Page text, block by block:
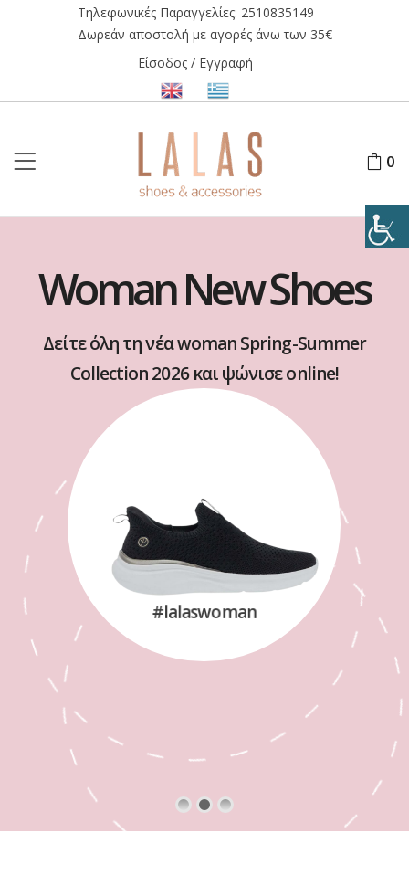
Τηλεφωνικές Παραγγελίες: 2510835149
Δωρεάν αποστολή με αγορές άνω των 35€
Είσοδος / Εγγραφή
0
Woman New Shoes
Δείτε όλη τη νέα woman Spring-Summer
Collection 2026 και ψώνισε online!
#lalaswoman